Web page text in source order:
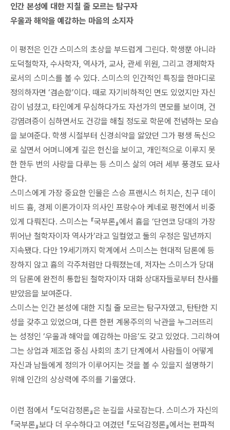
인간 본성에 대한 지칠 줄 모르는 탐구자
우울과 해악을 예감하는 마음의 소지자
이 평전은 인간 스미스의 초상을 부드럽게 그린다. 학생뿐 아니라
도덕철학자, 수사학자, 역사가, 교사, 관세 위원, 그리고 경제학자
로서의 스미스를 볼 수 있다. 스미스의 인간적인 특징을 한마디로
정의하자면 ‘겸손함’이다. 때로 자기비하적인 면도 있었지만 자신
감이 넘쳤고, 타인에게 무심하다가도 자선가의 면모를 보이며, 건
강염려증이 심하면서도 건강을 해칠 정도로 학문에 전념하는 모습
을 보여준다. 학생 시절부터 신경쇠약을 앓았던 그가 평생 독신으
로 살면서 어머니에게 깊은 헌신을 보이고, 개인적으로 이루지 못
한 한두 번의 사랑을 다루는 등 스미스 삶의 여러 세부 풍경도 묘사
한다.
스미스에게 가장 중요한 인물은 스승 프랜시스 허치슨, 친구 데이
비드 흄, 경제 이론가이자 의사인 프랑수아 케네로 평전에서 비중
있게 다뤄진다. 스미스는 『국부론』에서 흄을 ‘단연코 당대의 가장
뛰어난 철학자이자 역사가’라고 일컬었고 둘의 우정은 말년까지
지속됐다. 다만 19세기까지 학계에서 스미스는 현대적 담론에 등
장하지 않고 흄의 각주처럼만 다뤄졌는데, 저자는 스미스가 당대
의 담론에 완전히 통합된 철학자이자 대화 상대자들로부터 찬사를
받았음을 보여준다.
스미스는 인간 본성에 대한 지칠 줄 모르는 탐구자였고, 탄탄한 지
성을 갖추고 있었으며, 다른 한편 계몽주의의 낙관을 누그러뜨리
는 성정인 ‘우울과 해악을 예감하는 마음’도 갖고 있었다. 그리하여
그는 상업과 제조업 중심 사회의 초기 단계에서 사람들이 어떻게
자신과 남들에게 정의가 이루어지는 것을 볼 수 있을지 설명하기
위해 인간의 상상력에 주의를 기울였다.
이런 점에서 『도덕감정론』은 눈길을 사로잡는다. 스미스가 자신의
『국부론』보다 더 우수하다고 여겼던 『도덕감정론』에서는 편파적